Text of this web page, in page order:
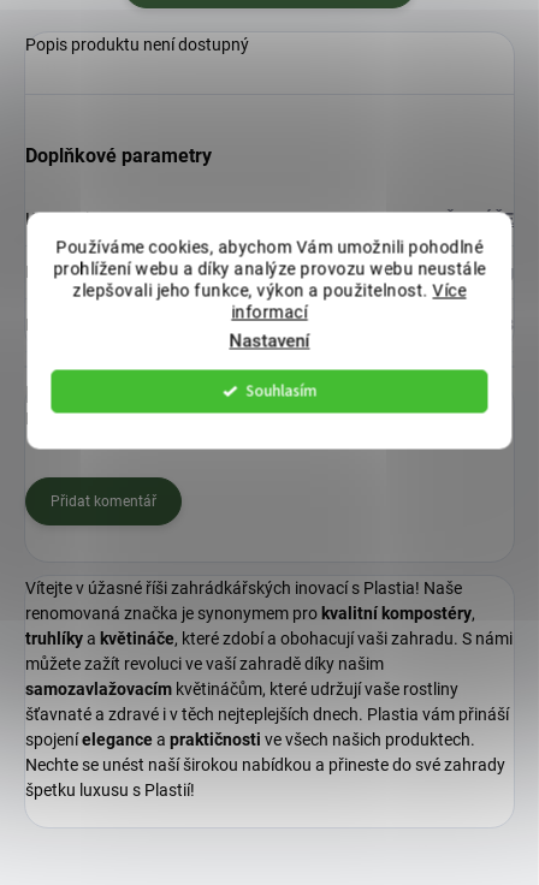
Používáme cookies, abychom Vám umožnili pohodlné
prohlížení webu a díky analýze provozu webu neustále
zlepšovali jeho funkce, výkon a použitelnost.Více
informací
Nastavení
Souhlasím
Popis produktu není dostupný
Doplňkové parametry
Kategorie: MISKY POD KVĚTINÁČE
Hmotnost: 0.48 kg
EAN 8590415964483
Diskuze
Buďte první, kdo napíše příspěvek k této položce.
Přidat komentář
Vítejte v úžasné říši zahrádkářských inovací s Plastia! Naše
renomovaná značka je synonymem pro kvalitní kompostéry,
truhlíkya květináče, které zdobí a obohacují vaši zahradu. S námi
můžete zažít revoluci ve vaší zahradě díky našim
samozavlažovacím květináčům, které udržují vaše rostliny
šťavnaté a zdravé i v těch nejteplejších dnech. Plastia vám přináší
spojeníelegancea praktičnosti ve všech našich produktech.
Nechte se unést naší širokou nabídkou a přineste do své zahrady
špetku luxusu s Plastií!